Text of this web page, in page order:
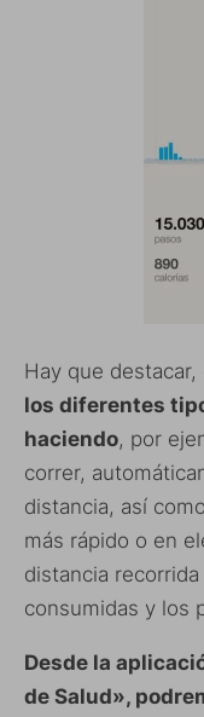
Hay que destacar,
los diferentes
haciendo, por
correr,
distancia, así
más rápido o en
distancia
consumidas y los
Desde la
de Salud»,